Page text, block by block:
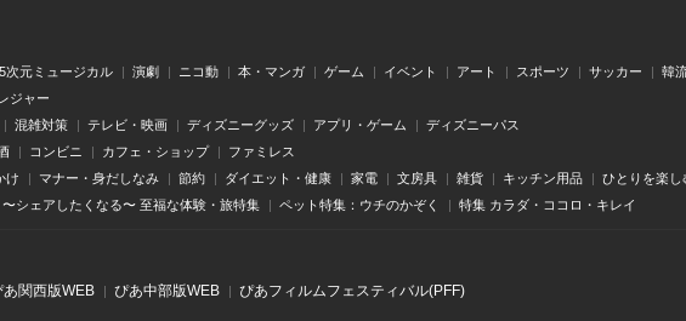
次元ミュージカル 演劇 ニコ動 本・マンガ ゲーム イベント アート スポーツ サッカー 韓
ジャー
混雑対策
テレビ・映画 ディズニーグッズ アプリ・ゲーム
ディズニーパス
コンビニ カフェ・ショップ
ファミレス
け
マナー・身だしなみ 節約 ダイエット・健康 家電 文房具 雑貨 キッチン用品
ひとりを楽し
〜シェアしたくなる〜 至福な体験・旅特集
ペット特集：ウチのかぞく 特集 カラダ・ココロ・キレイ
あ関⻄版WEB ぴあ中部版WEB ぴあフィルムフェスティバル(PFF)